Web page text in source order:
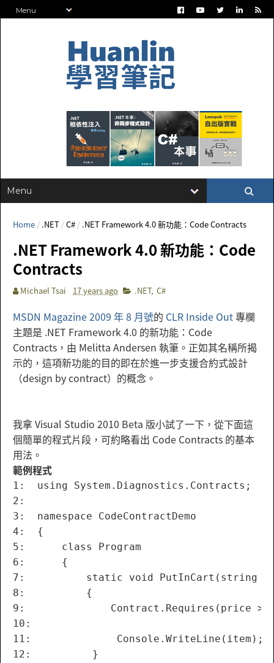
Home / .NET /C# / .NET Framework 4.0 新功能：Code Contracts
.NET Framework 4.0 新功能：Code
Contracts
Michael Tsai 17 years ago .NET, C#
MSDN Magazine 2009 年 8 月號的 CLR Inside Out專欄
主題是 .NET Framework 4.0 的新功能：Code
Contracts，由 Melitta Andersen 執筆。正如其名稱所揭
示的，這項新功能的目的即在於進一步支援合約式設計
（design by contract）的概念。
我拿 Visual Studio 2010 Beta 版小試了一下，從下面這
個簡單的程式片段，可約略看出 Code Contracts 的基本
用法。
範例程式
1:  using System.Diagnostics.Contracts;
2:
3:  namespace CodeContractDemo
4:  {
5:      class Program
6:      {
7:          static void PutInCart(string
8:          {
9:              Contract.Requires(price >
10:
11:              Console.WriteLine(item);
12:          }